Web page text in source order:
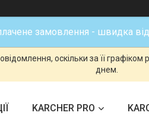
замовлення - швидка
оскільки за її
днем.
KARCHER PRO